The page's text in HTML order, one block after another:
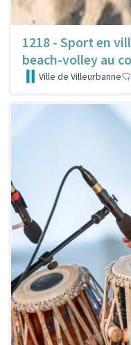
1218 - Sport en
beach-volley au
Ville de Villeurbanne